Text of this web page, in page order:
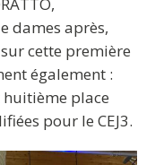
dames après,
cette première
également :
place
pour le CEJ3.